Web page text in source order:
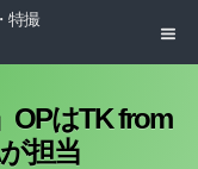
特撮
OPはTK from
担当